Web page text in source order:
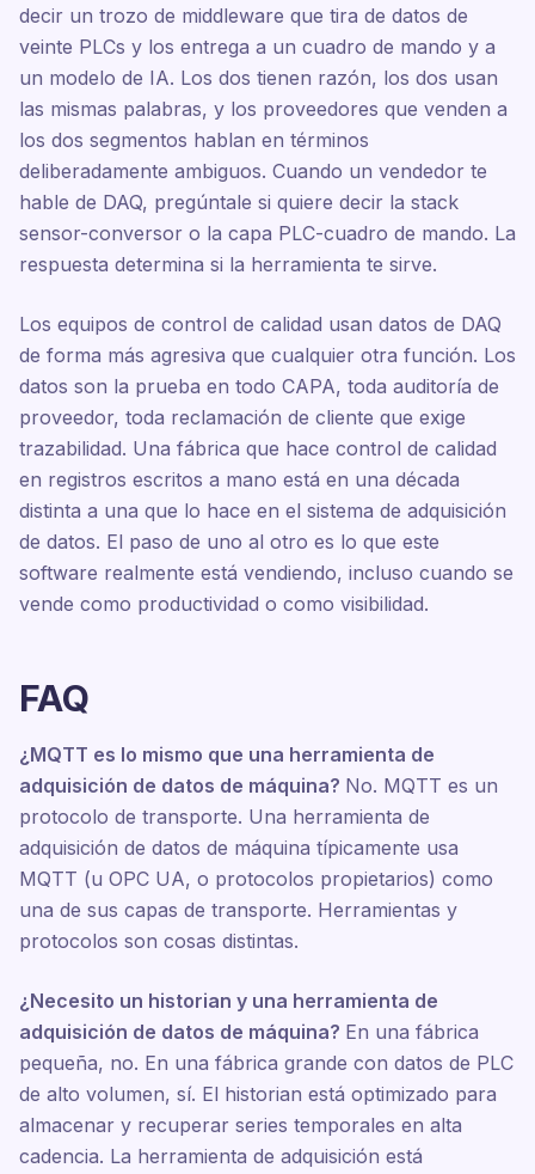
decir un trozo de middleware que tira de datos de
veinte PLCs y los entrega a un cuadro de mando y a
un modelo de IA. Los dos tienen razón, los dos usan
las mismas palabras, y los proveedores que venden a
los dos segmentos hablan en términos
deliberadamente ambiguos. Cuando un vendedor te
hable de DAQ, pregúntale si quiere decir la stack
sensor-conversor o la capa PLC-cuadro de mando. La
respuesta determina si la herramienta te sirve.
Los equipos de control de calidad usan datos de DAQ
de forma más agresiva que cualquier otra función. Los
datos son la prueba en todo CAPA, toda auditoría de
proveedor, toda reclamación de cliente que exige
trazabilidad. Una fábrica que hace control de calidad
en registros escritos a mano está en una década
distinta a una que lo hace en el sistema de adquisición
de datos. El paso de uno al otro es lo que este
software realmente está vendiendo, incluso cuando se
vende como productividad o como visibilidad.
FAQ
¿MQTT es lo mismo que una herramienta de
adquisición de datos de máquina? No. MQTT es un
protocolo de transporte. Una herramienta de
adquisición de datos de máquina típicamente usa
MQTT (u OPC UA, o protocolos propietarios) como
una de sus capas de transporte. Herramientas y
protocolos son cosas distintas.
¿Necesito un historian y una herramienta de
adquisición de datos de máquina? En una fábrica
pequeña, no. En una fábrica grande con datos de PLC
de alto volumen, sí. El historian está optimizado para
almacenar y recuperar series temporales en alta
cadencia. La herramienta de adquisición está